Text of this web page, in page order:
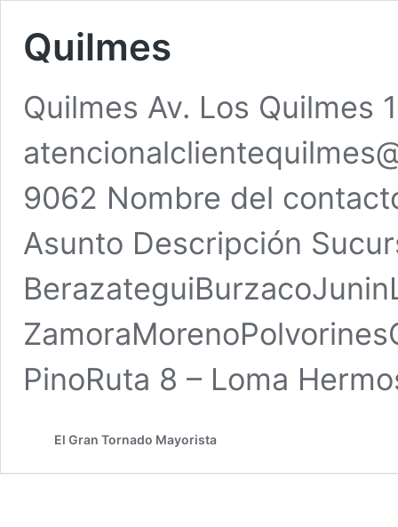
Quilmes
Quilmes Av. Los Quilmes
9062 Nombre del
Asunto Descripción
PinoRuta 8 – Loma
El Gran Tornado Mayorista